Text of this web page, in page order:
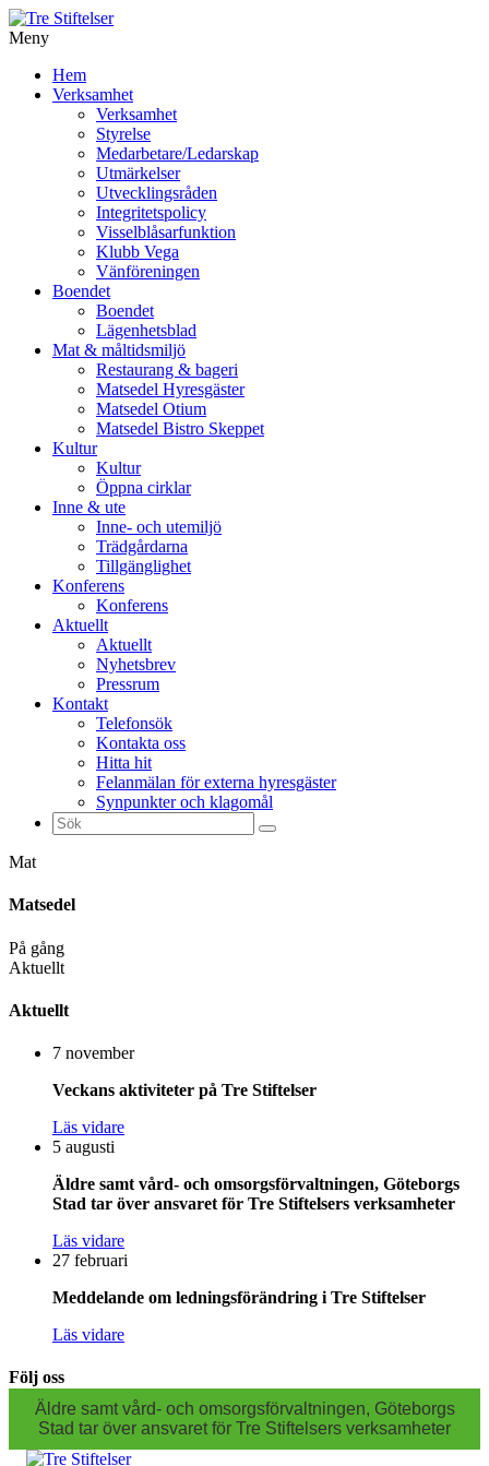
Meny
vidare
Hem
Verksamhet
Verksamhet
Styrelse
Medarbetare/Ledarskap
Utmärkelser
Utvecklingsråden
Integritetspolicy
Visselblåsarfunktion
Klubb Vega
Vänföreningen
Boendet
Boendet
Lägenhetsblad
Mat & måltidsmiljö
Restaurang & bageri
Matsedel Hyresgäster
Matsedel Otium
Matsedel Bistro Skeppet
Kultur
Kultur
Öppna cirklar
Inne & ute
Inne- och utemiljö
Trädgårdarna
Tillgänglighet
Konferens
Konferens
Aktuellt
Aktuellt
Nyhetsbrev
Pressrum
Kontakt
Telefonsök
Kontakta oss
Hitta hit
Felanmälan för externa hyresgäster
Synpunkter och klagomål
Sök
efter:
Mat
Matsedel
På gång
Aktuellt
Aktuellt
7 november
Veckans aktiviteter på Tre Stiftelser
Läs vidare
5 augusti
Äldre samt vård- och omsorgsförvaltningen, Göteborgs
Stad tar över ansvaret för Tre Stiftelsers verksamheter
Läs vidare
27 februari
Meddelande om ledningsförändring i Tre Stiftelser
Läs vidare
Följ oss
Äldre samt vård- och omsorgsförvaltningen, Göteborgs
Stad tar över ansvaret för Tre Stiftelsers verksamheter